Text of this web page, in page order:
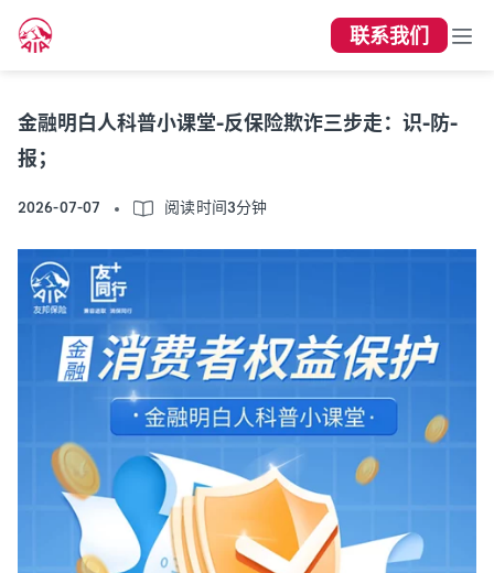
联系我们
金融明白人科普小课堂-反保险欺诈三步走：识-防-
报；
2026-07-07 阅读时间3分钟